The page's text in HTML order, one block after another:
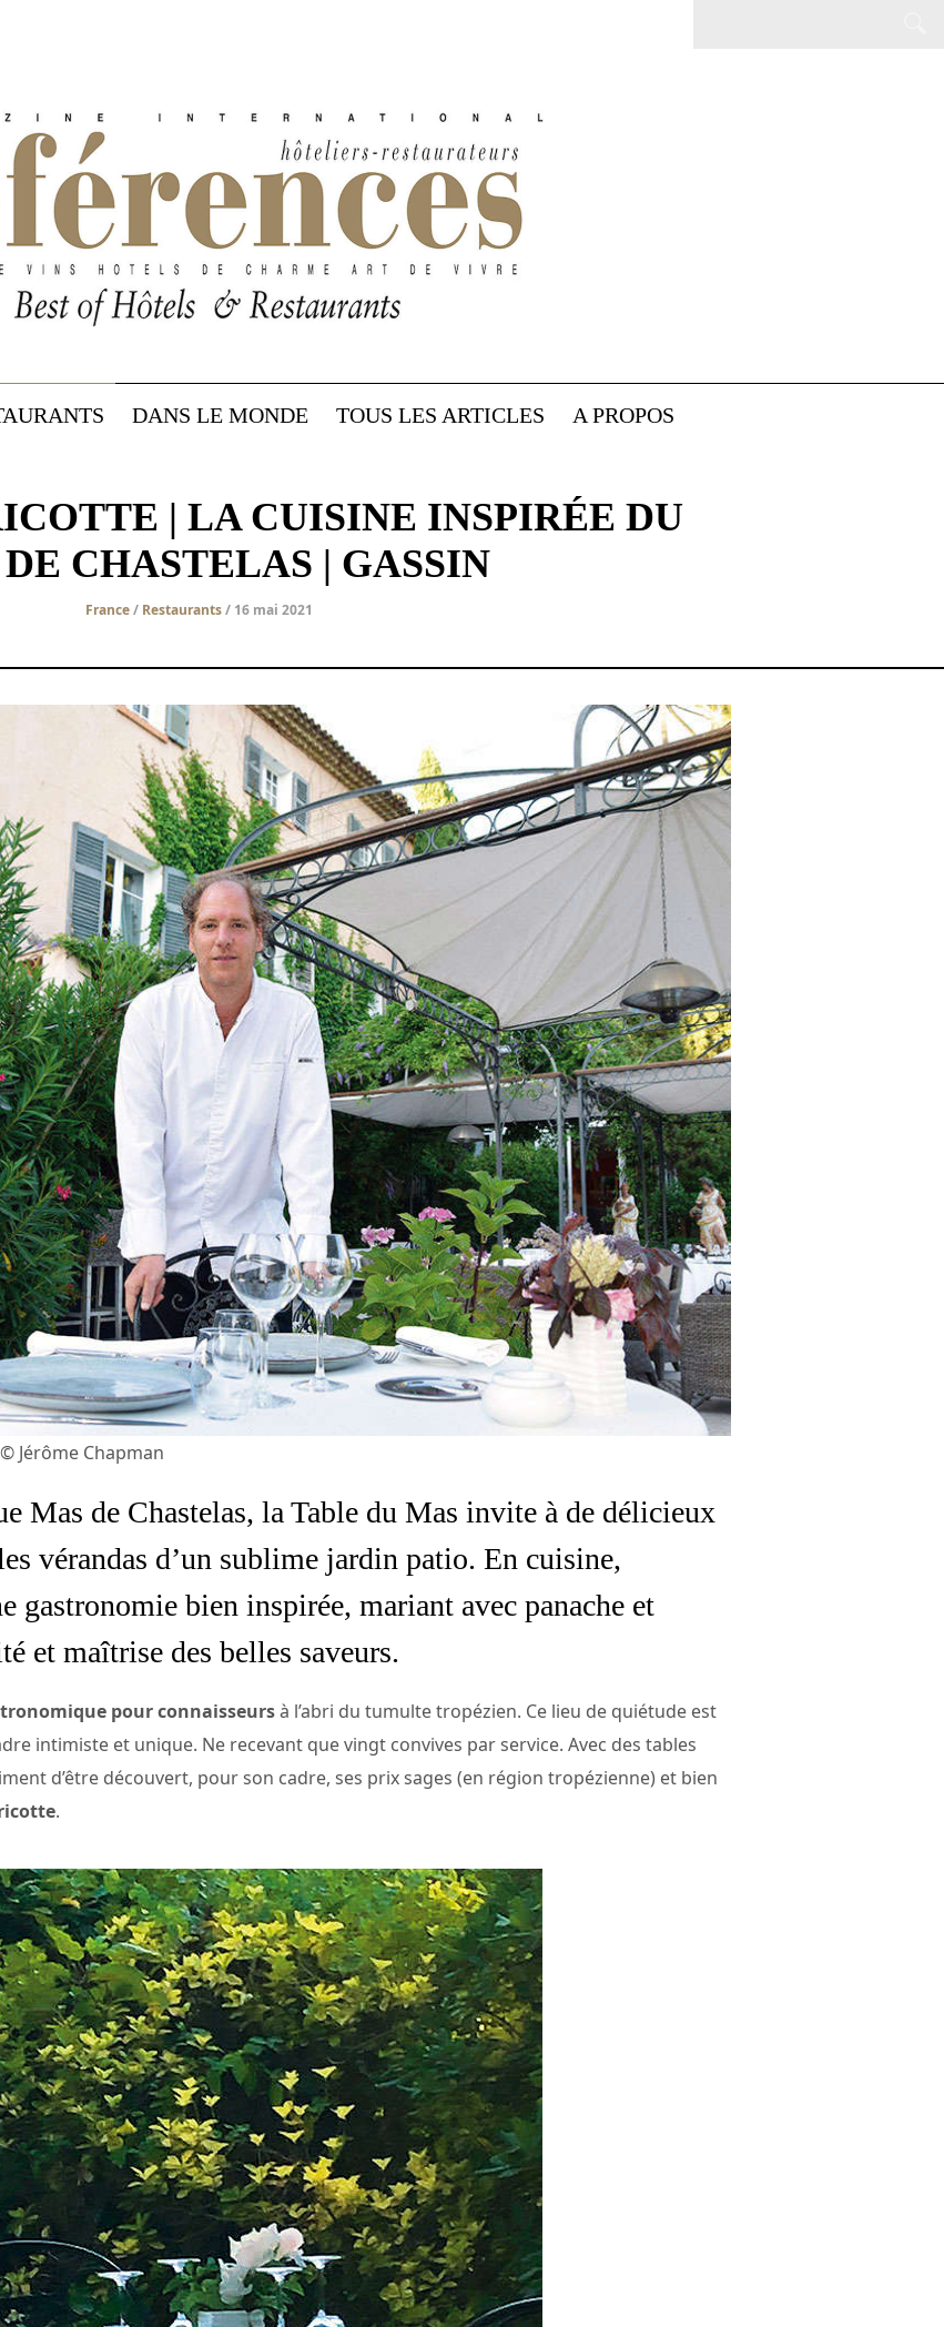
DANS LE MONDE TOUS LES ARTICLES A PROPOS
| LA CUISINE INSPIRÉE DU
CHASTELAS | GASSIN
France/ Restaurants/ 16 mai 2021
Jérôme Chapman
Mas de Chastelas, la Table du Mas invite à de délicieux
vérandas d’un sublime jardin patio. En cuisine,
gastronomie bien inspirée, mariant avec panache et
et maîtrise des belles saveurs.
pour connaisseursà l’abri du tumulte tropézien. Ce lieu de quiétude est
intimiste et unique. Ne recevant que vingt convives par service. Avec des tables
d’être découvert, pour son cadre, ses prix sages (en région tropézienne) et bien
.